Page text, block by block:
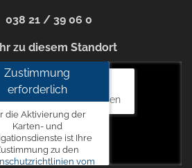
038 21 / 39 06 0
zu diesem Standort
Blunck
18311 Ribnitz-Damgarten
Zustimmung
erforderlich
die Aktivierung der
Karten- und
ist Ihre
zu den
vom